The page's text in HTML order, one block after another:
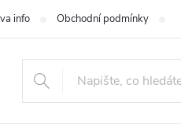
info Obchodní podmínky